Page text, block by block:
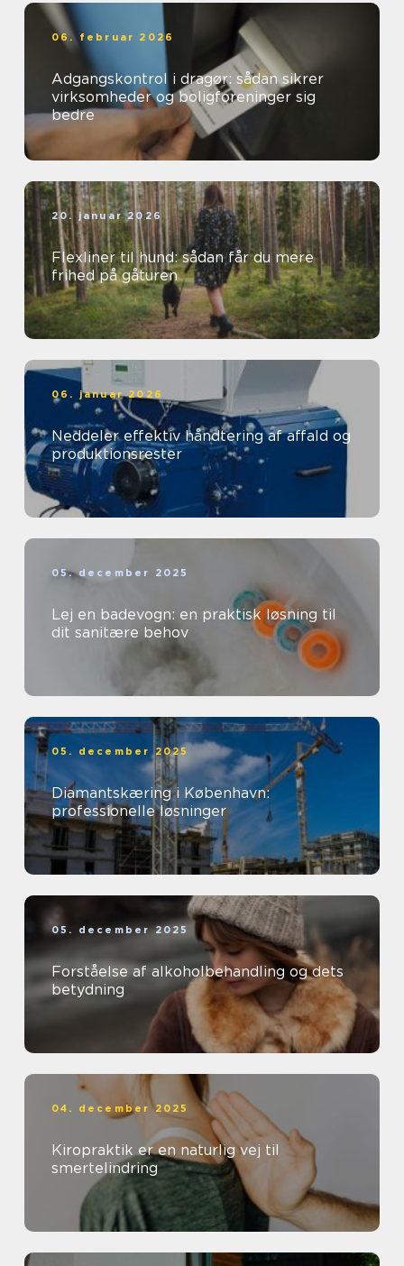
06. februar 2026
Adgangskontrol i dragør: sådan sikrer
virksomheder og boligforeninger sig
bedre
20. januar 2026
Flexliner til hund: sådan får du mere
frihed på gåturen
06. januar 2026
Neddeler effektiv håndtering af affald og
produktionsrester
05. december 2025
Lej en badevogn: en praktisk løsning til
dit sanitære behov
05. december 2025
Diamantskæring i København:
professionelle løsninger
05. december 2025
Forståelse af alkoholbehandling og dets
betydning
04. december 2025
Kiropraktik er en naturlig vej til
smertelindring